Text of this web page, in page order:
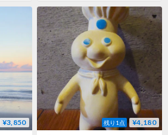
¥3,850 残り1点 ¥4,180